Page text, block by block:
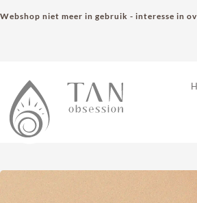
Webshop niet meer in gebruik - interesse in